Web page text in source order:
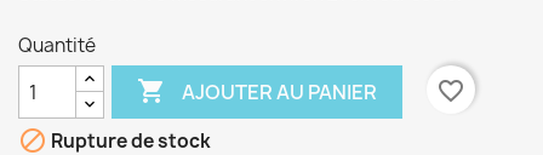
Quantité
 AJOUTER AU PANIER
favorite_border
 Rupture de stock